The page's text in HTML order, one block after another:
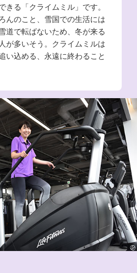
きる「クライムミル」です。
んのこと、雪国での生活には
道で転ばないため、冬が来る
が多いそう。クライムミルは
い込める、永遠に終わること